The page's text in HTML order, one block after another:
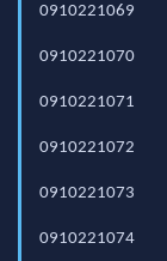
0910221069
0910221070
0910221071
0910221072
0910221073
0910221074